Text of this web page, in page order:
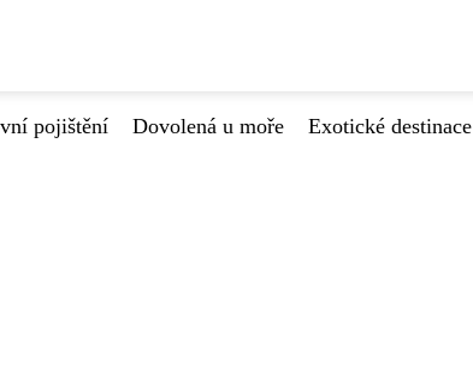
pojištění Dovolená u moře Exotické destinace